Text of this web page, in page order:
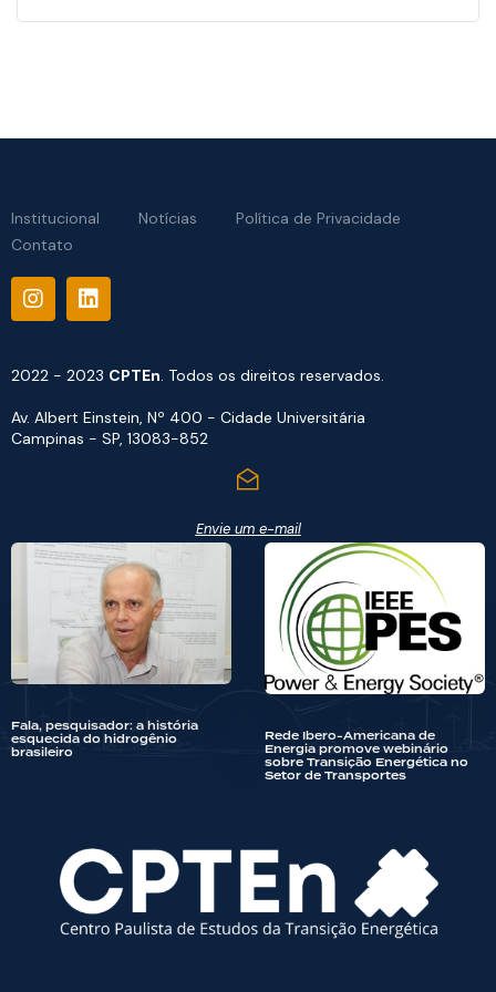
Institucional Notícias
Política de Privacidade
Contato
2022 - 2023 CPTEn. Todos os direitos reservados.
Av. Albert Einstein, Nº 400 - Cidade Universitária
Campinas - SP, 13083-852
Envie um e-mail
Fala, pesquisador: a história
esquecida do hidrogênio
brasileiro
Rede Ibero-Americana de
Energia promove webinário
sobre Transição Energética no
Setor de Transportes